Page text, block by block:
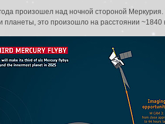
произошел над ночной стороной
это произошло на расстоянии ~1840